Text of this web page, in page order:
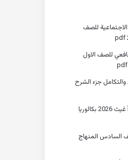
للصف
للصف الاول
جزء الشرح
حل أسئلة كتاب التربية الإسلامية أ غيث 2026 بكالوريا
السادس المنهاج